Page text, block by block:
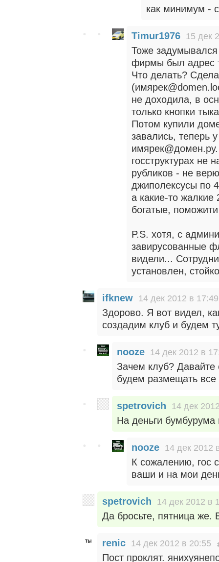
как минимум -
Timur1976 15 дек
Тоже
фирмы был адрес
Что делать?
не доходила, в
только кнопки
Потом купили
завались, теперь
госструктурах не
рубликов - не
джиполексусы по
а какие-то
богатые,
P.S. хотя, с
завирусованные
видели...
установлен,
ifknew 14 дек 2012 в 17:49
Здорово. Я вот видел,
создадим клуб и будем
nooze 14 дек 2012 в
Зачем клуб? Давайте
будем размещать
spetrovich 14 дек
На деньги бумбурума
nooze 14 дек 2012
К сожалению, гос
ваши и на мои
spetrovich 14 дек 2012 в
Да бросьте, пятница же.
renic 14 дек 2012 в 20:55
Пост проклят.